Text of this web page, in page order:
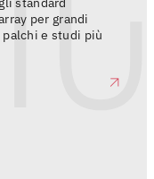
per grandi
e studi più